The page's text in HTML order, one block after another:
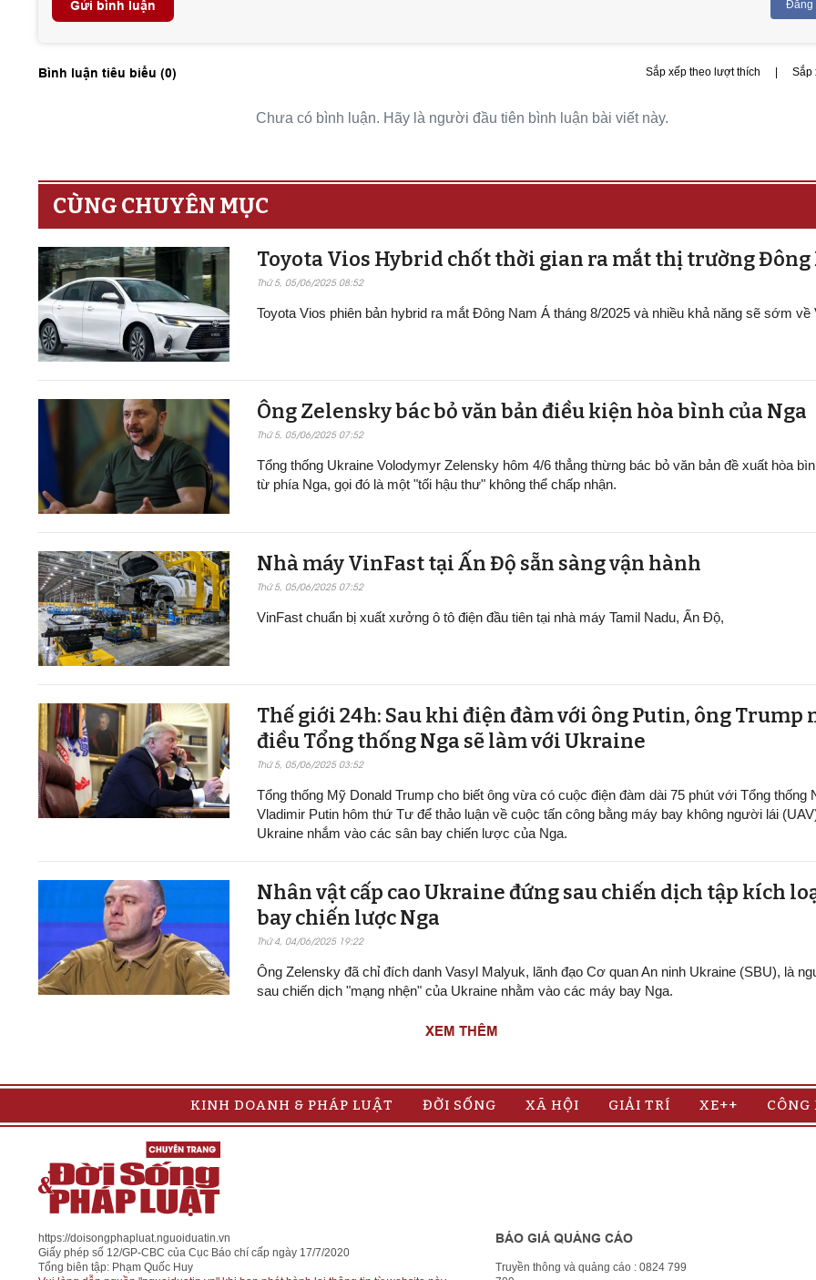
Gửi bình luận Đăng
Bình luận tiêu biểu (0) Sắp xếp theo lượt thích Sắp
Chưa có bình luận. Hãy là người đầu tiên bình luận bài viết này.
CÙNG CHUYÊN MỤC
Toyota Vios Hybrid chốt thời gian ra mắt thị trường Đông
Thứ 5, 05/06/2025 08:52
Toyota Vios phiên bản hybrid ra mắt Đông Nam Á tháng 8/2025 và nhiều khả năng sẽ sớm về
Ông Zelensky bác bỏ văn bản điều kiện hòa bình của Nga
Thứ 5, 05/06/2025 07:52
Tổng thống Ukraine Volodymyr Zelensky hôm 4/6 thẳng thừng bác bỏ văn bản đề xuất hòa
từ phía Nga, gọi đó là một "tối hậu thư" không thể chấp nhận.
Nhà máy VinFast tại Ấn Độ sẵn sàng v​​​​​​​ận hành
Thứ 5, 05/06/2025 07:52
VinFast chuẩn bị xuất xưởng ô tô điện đầu tiên tại nhà máy Tamil Nadu, Ấn Độ,
Thế giới 24h: Sau khi điện đàm với ông Putin, ông Trump
điều Tổng thống Nga sẽ làm với Ukraine
Thứ 5, 05/06/2025 03:52
Tổng thống Mỹ Donald Trump cho biết ông vừa có cuộc điện đàm dài 75 phút với Tổng thống
Vladimir Putin hôm thứ Tư để thảo luận về cuộc tấn công bằng máy bay không người lái
Ukraine nhắm vào các sân bay chiến lược của Nga.
Nhân vật cấp cao Ukraine đứng sau chiến dịch tập kích
bay chiến lược Nga
Thứ 4, 04/06/2025 19:22
Ông Zelensky đã chỉ đích danh Vasyl Malyuk, lãnh đạo Cơ quan An ninh Ukraine (SBU), là
sau chiến dịch "mạng nhện" của Ukraine nhằm vào các máy bay Nga.
XEM THÊM
KINH DOANH & PHÁP LUẬT ĐỜI SỐNG XÃ HỘI GIẢI TRÍ XE++ CÔNG
https://doisongphapluat.nguoiduatin.vn
Giấy phép số 12/GP-CBC của Cục Báo chí cấp ngày 17/7/2020
Tổng biên tập: Phạm Quốc Huy
BÁO GIÁ QUẢNG CÁO
Truyền thông và quảng cáo : 0824 799